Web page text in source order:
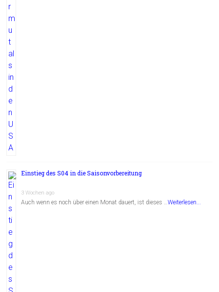
Einstieg des S04 in die Saisonvorbereitung
3 Wochen ago
Auch wenn es noch über einen Monat dauert, ist dieses …Weiterlesen...